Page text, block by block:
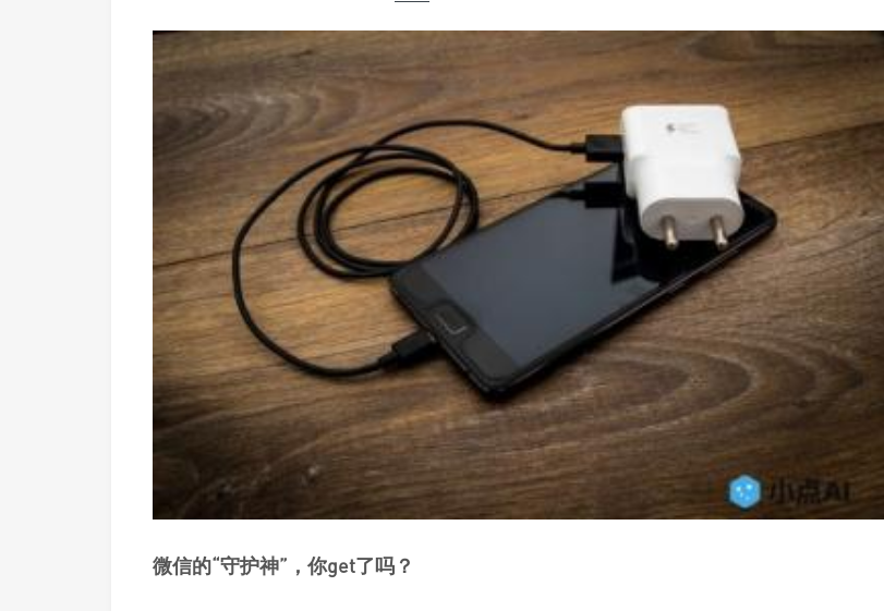
微信的“守护神”，你get了吗？